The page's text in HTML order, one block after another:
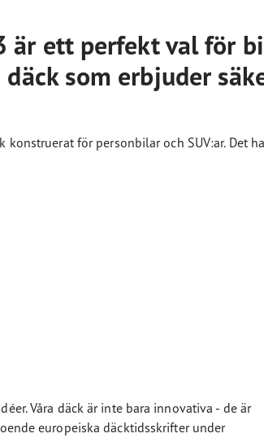
är ett perfekt val för
som erbjuder
för personbilar och SUV:ar. Det
Våra däck är inte bara innovativa - de är
europeiska däcktidsskrifter under